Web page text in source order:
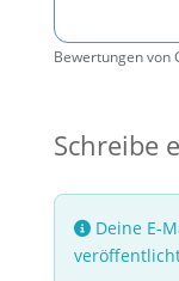
Bewertungen von
Schreibe
Deine E-